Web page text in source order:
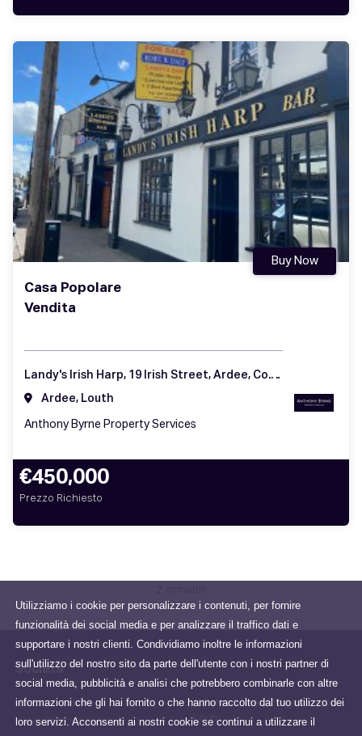
Utilizziamo i cookie per personalizzare i contenuti, per fornire
funzionalità dei social media e per analizzare il traffico dati e
supportare i nostri clienti. Condividiamo inoltre le informazioni
sull'utilizzo del nostro sito da parte dell'utente con i nostri partner di
social media, pubblicità e analisi che potrebbero combinarle con altre
informazioni che gli hai fornito o che hanno raccolto dal tuo utilizzo dei
loro servizi. Acconsenti ai nostri cookie se continui a utilizzare il
Casa Popolare
Vendita
Buy Now
Landy's Irish Harp, 19 Irish Street, Ardee, Co. Louth, A92 WN84
Ardee, Louth
Anthony Byrne Property Services
€450,000
Prezzo Richiesto
Società
Tutto su di noi
sales@anthonybyrne.ie
6 Peter Street, Drogheda, Co.
Louth